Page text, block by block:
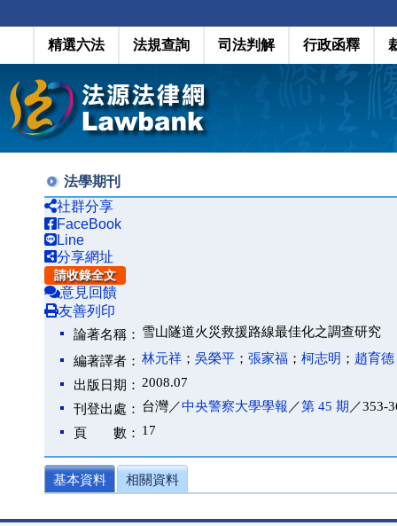
精選六法 法規查詢 司法判解 行政函釋
法學期刊
社群分享
FaceBook
Line
分享網址
請收錄全文
意見回饋
友善列印
論著名稱： 雪山隧道火災救援路線最佳化之調查研究
編著譯者： 林元祥 ； 吳榮平 ； 張家福 ； 柯志明 ； 趙育德
出版日期： 2008.07
刊登出處： 台灣／中央警察大學學報 ／第 45 期 ／353-
頁 數： 17
基本資料 相關資料